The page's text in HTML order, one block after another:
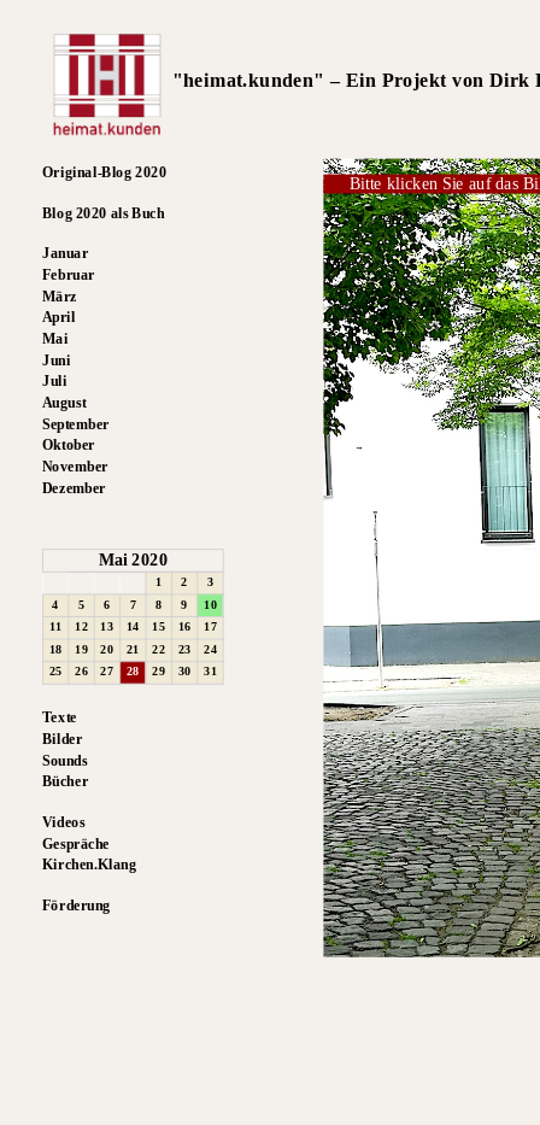
"heimat.kunden" – Ein Projekt von Dirk
Original-Blog 2020
Blog 2020 als Buch
Januar
Februar
März
April
Mai
Juni
Juli
August
September
Oktober
November
Dezember
Mai 2020
1 2
3
4
5 6 7 8 9 10
11 12 13 14 15 16
17
18
19 20 21 22 23 24
25 26 27 28 29 30 31
Texte
Bilder
Sounds
Bücher
Videos
Gespräche
Kirchen.Klang
Förderung
Bitte klicken Sie auf das